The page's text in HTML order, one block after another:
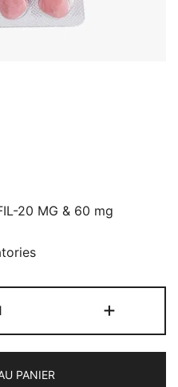
20 MG & 60 mg
de
+
PANIER